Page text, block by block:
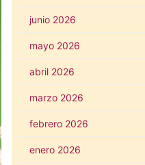
junio 2026
mayo 2026
abril 2026
marzo 2026
febrero 2026
enero 2026